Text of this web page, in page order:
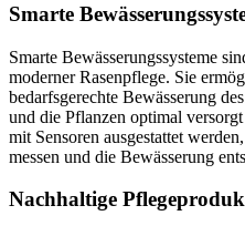
Smarte
Smarte Bewässerungssysteme
moderner Rasenpflege. Sie
bedarfsgerechte Bewässerung
und die Pflanzen optimal
mit Sensoren ausgestattet
messen und die Bewässerung
Nachhaltige